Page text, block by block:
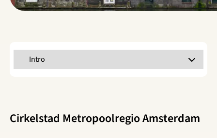
Selecteer een tabblad
Cirkelstad Metropoolregio Amsterdam